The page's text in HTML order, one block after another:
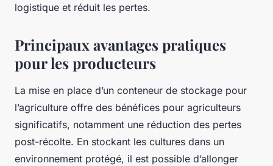
logistique et réduit les pertes.
Principaux avantages pratiques
pour les producteurs
La mise en place d’un conteneur de stockage pour
l’agriculture offre des bénéfices pour agriculteurs
significatifs, notamment une réduction des pertes
post-récolte. En stockant les cultures dans un
environnement protégé, il est possible d’allonger